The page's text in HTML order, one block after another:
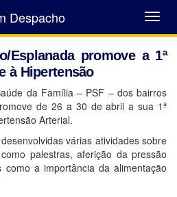
Abrir
Menu
Despacho
Esplanada promove a 1ª
à Hipertensão
da Família – PSF – dos bairros
de 26 a 30 de abril a sua 1ª
Arterial.
várias atividades sobre
palestras, aferição da pressão
a importância da alimentação